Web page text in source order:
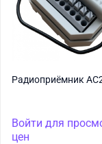
Радиоприёмник
Войти для
цен